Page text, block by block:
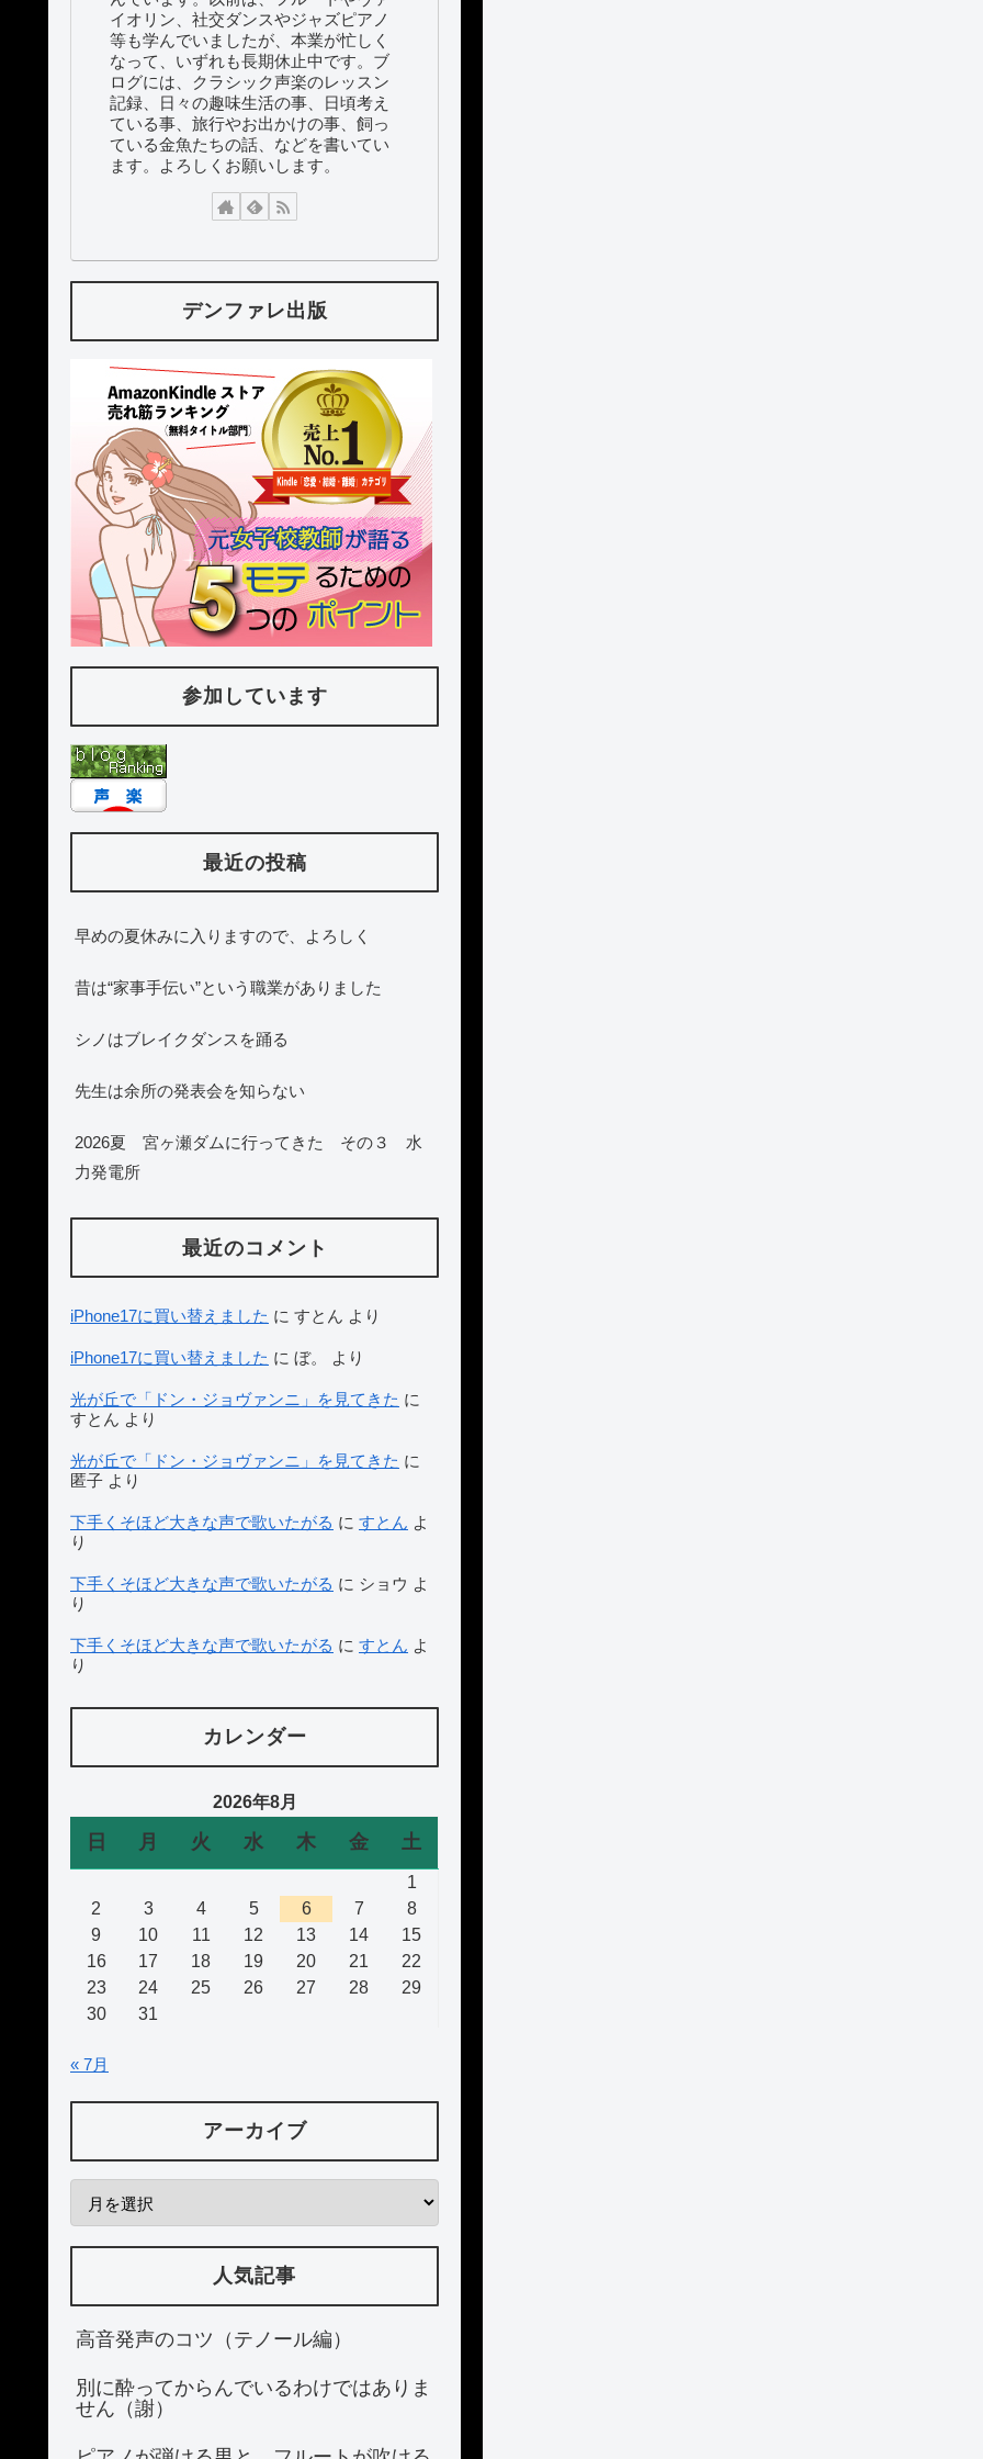
イオリン、社交ダンスやジャズピアノ
等も学んでいましたが、本業が忙しく
なって、いずれも長期休止中です。ブ
ログには、クラシック声楽のレッスン
記録、日々の趣味生活の事、日頃考え
ている事、旅行やお出かけの事、飼っ
ている金魚たちの話、などを書いてい
ます。よろしくお願いします。
デンファレ出版
参加しています
最近の投稿
早めの夏休みに入りますので、よろしく
昔は“家事手伝い”という職業がありました
シノはブレイクダンスを踊る
先生は余所の発表会を知らない
2026夏 宮ヶ瀬ダムに行ってきた その３ 水
力発電所
最近のコメント
iPhone17に買い替えました に すとん より
iPhone17に買い替えました に ぼ。 より
光が丘で「ドン・ジョヴァンニ」を見てきた に
すとん より
光が丘で「ドン・ジョヴァンニ」を見てきた に
匿子 より
下手くそほど大きな声で歌いたがる に すとん よ
り
下手くそほど大きな声で歌いたがる に ショウ よ
り
下手くそほど大きな声で歌いたがる に すとん よ
り
カレンダー
2026年8月
日 月 火 水 木 金 土
1
2
3 4 5 6 7
8
9
10 11 12 13 14
15
16
17 18 19 20 21
22
23
24 25 26 27 28
29
30
31
« 7月
アーカイブ
人気記事
高音発声のコツ（テノール編）
別に酔ってからんでいるわけではありま
せん（謝）